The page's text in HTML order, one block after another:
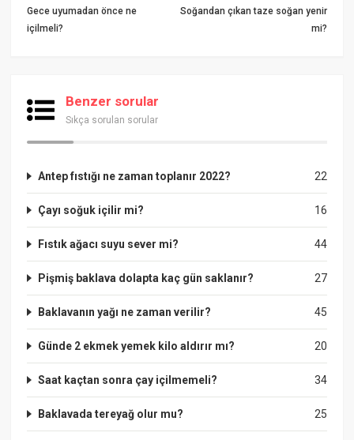
Gece uyumadan önce ne
içilmeli?
Soğandan çıkan taze soğan yenir
mi?
Benzer sorular
Sıkça sorulan sorular
22
Antep fıstığı ne zaman toplanır 2022?
16
Çayı soğuk içilir mi?
44
Fıstık ağacı suyu sever mi?
27
Pişmiş baklava dolapta kaç gün saklanır?
45
Baklavanın yağı ne zaman verilir?
20
Günde 2 ekmek yemek kilo aldırır mı?
34
Saat kaçtan sonra çay içilmemeli?
25
Baklavada tereyağ olur mu?